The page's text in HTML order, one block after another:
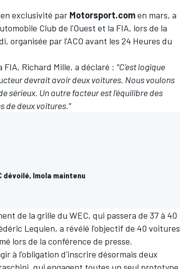
exclusivité par Motorsport.comen mars, a
Club de l'Ouest et la FIA, lors de la
organisée par l'ACO avant les 24 Heures du
Richard Mille, a déclaré : "C'est logique
devrait avoir deux voitures. Nous voulons
sérieux. Un autre facteur est l'équilibre des
de deux voitures."
dévoilé, Imola maintenu
de la grille du WEC, qui passera de 37 à 40
Lequien, a révélé l'objectif de 40 voitures
lors de la conférence de presse.
à l'obligation d'inscrire désormais deux